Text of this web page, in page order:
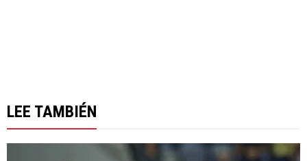
LEE TAMBIÉN